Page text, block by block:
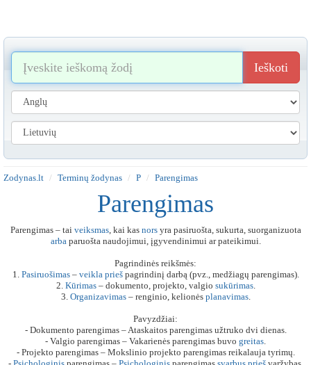
Ieškoti
Zodynas.lt Terminų žodynas P Parengimas
Parengimas
Parengimas – tai veiksmas, kai kas norsyra pasiruošta, sukurta, suorganizuota
arbaparuošta naudojimui, įgyvendinimui ar pateikimui.
Pagrindinės reikšmės:
1. Pasiruošimas– veikla priešpagrindinį darbą (pvz., medžiagų parengimas).
2. Kūrimas– dokumento, projekto, valgio sukūrimas.
3. Organizavimas– renginio, kelionės planavimas.
Pavyzdžiai:
- Dokumento parengimas – Ataskaitos parengimas užtruko dvi dienas.
- Valgio parengimas – Vakarienės parengimas buvo greitas.
- Projekto parengimas – Mokslinio projekto parengimas reikalauja tyrimų.